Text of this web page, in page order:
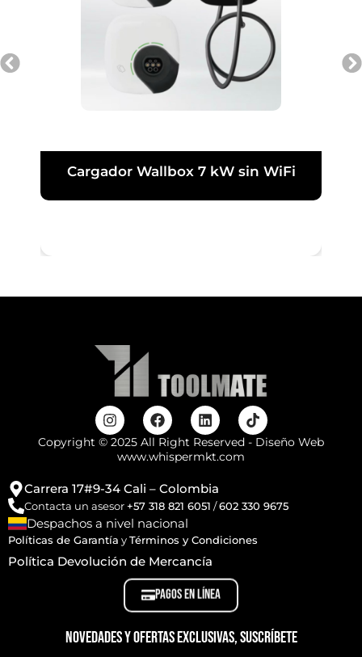
Cargador Wallbox 7 kW sin WiFi
Copyright © 2025 All Right Reserved - Diseño Web
www.whispermkt.com
Carrera 17#9-34 Cali – Colombia
Contacta un asesor+57 318 821 6051 /602 330 9675
Despachos a nivel nacional
Políticas de Garantía yTérminos y Condiciones
Política Devolución de Mercancía
PAGOS EN LÍNEA
Novedades y ofertas exclusivas, suscríbete